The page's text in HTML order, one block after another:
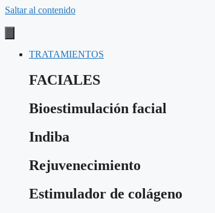
Saltar al contenido
TRATAMIENTOS
FACIALES
Bioestimulación facial
Indiba
Rejuvenecimiento
Estimulador de colágeno